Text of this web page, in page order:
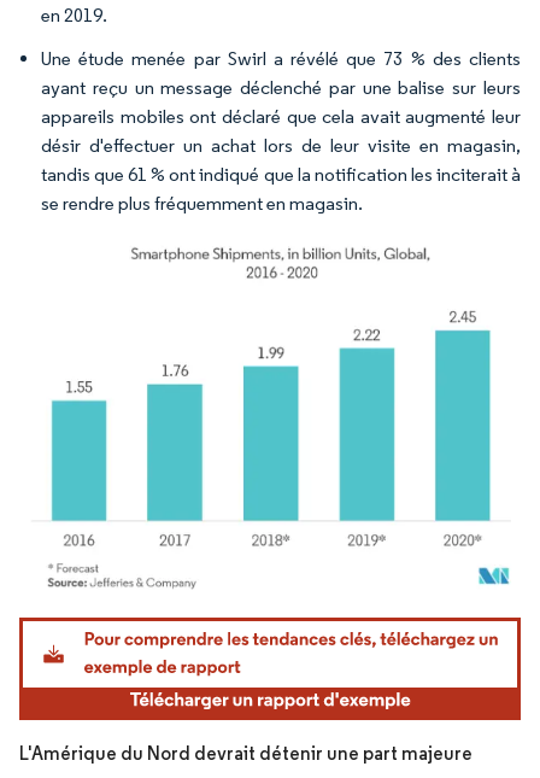
en 2019.
Une étude menée par Swirl a révélé que 73 % des clients
ayant reçu un message déclenché par une balise sur leurs
appareils mobiles ont déclaré que cela avait augmenté leur
désir d'effectuer un achat lors de leur visite en magasin,
tandis que 61 % ont indiqué que la notification les inciterait à
se rendre plus fréquemment en magasin.
Image © Mordor Intelligence. La réutilisation nécessite une attribution sous CC BY
L'Amérique du Nord devrait détenir une part majeure